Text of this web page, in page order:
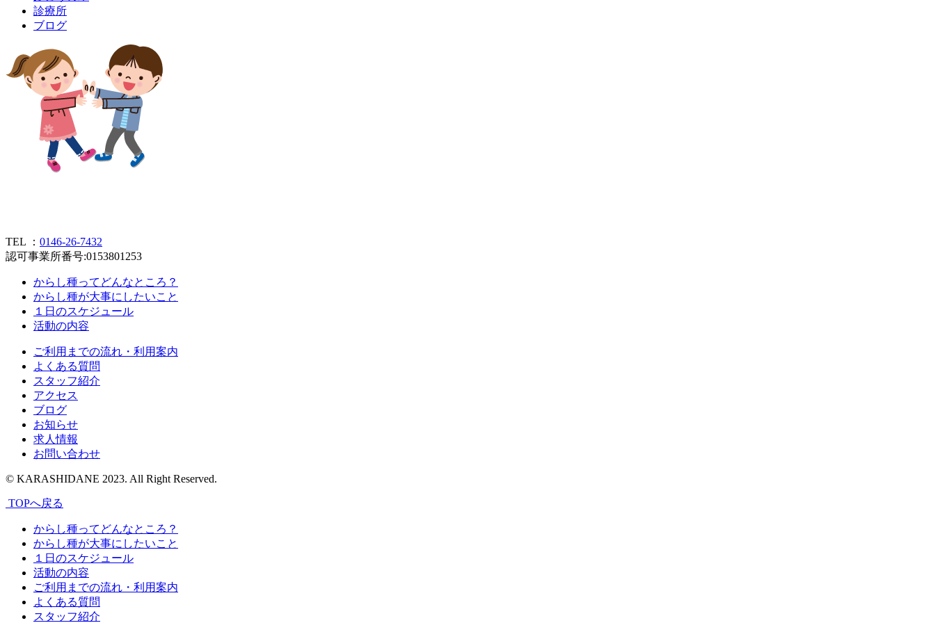
診療所
ブロ グ
TEL ： 0146-26-7432
認可事業所番号:0153801253
からし種ってどんなところ？
からし種が大事にしたいこと
１日のスケジュール
活動の内容
ご利用までの流れ・利用案内
よくある質問
スタッフ紹介
アクセス
ブログ
お知らせ
求人情報
お問い合わせ
© KARASHIDANE 2023. All Right Reserved.
TOPへ戻る
からし種ってどんなところ？
からし種が大事にしたいこと
１日のスケジュール
活動の内容
ご利用までの流れ・利用案内
よくある質問
スタッフ紹介